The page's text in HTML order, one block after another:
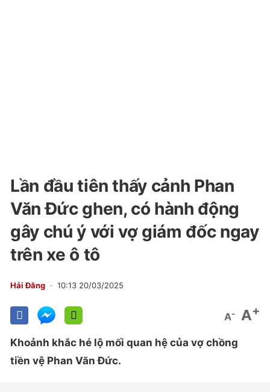
Lần đầu tiên thấy cảnh Phan
Văn Đức ghen, có hành động
gây chú ý với vợ giám đốc ngay
trên xe ô tô
Hải Đăng 10:13 20/03/2025
A- A+
Khoảnh khắc hé lộ mối quan hệ của vợ chồng
tiền vệ Phan Văn Đức.